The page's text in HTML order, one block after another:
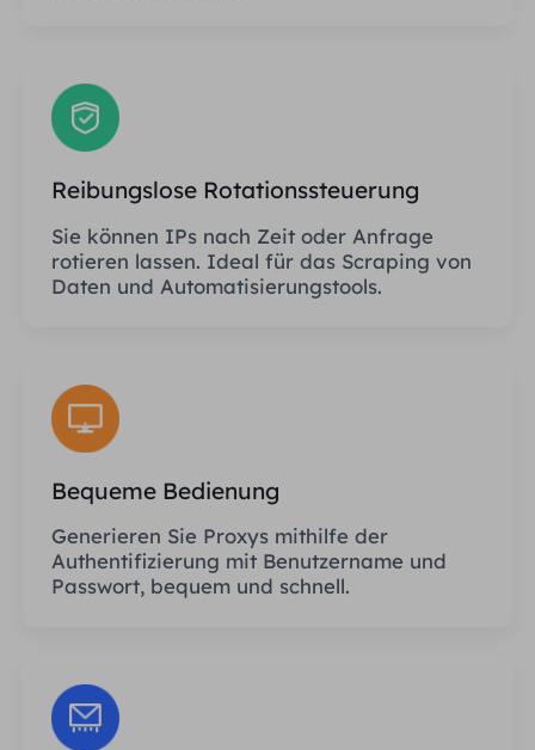
Reibungslose Rotationssteuerung
Sie können IPs nach Zeit oder Anfrage
rotieren lassen. Ideal für das Scraping von
Daten und Automatisierungstools.
Bequeme Bedienung
Generieren Sie Proxys mithilfe der
Authentifizierung mit Benutzername und
Passwort, bequem und schnell.